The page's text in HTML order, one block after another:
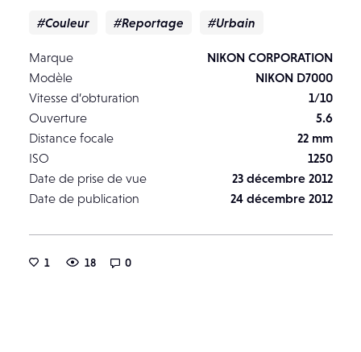
#Couleur #Reportage #Urbain
Marque
NIKON CORPORATION
Modèle
NIKON D7000
Vitesse d’obturation
1/10
Ouverture
5.6
Distance focale
22 mm
ISO
1250
Date de prise de vue
23 décembre 2012
Date de publication
24 décembre 2012
1 18 0